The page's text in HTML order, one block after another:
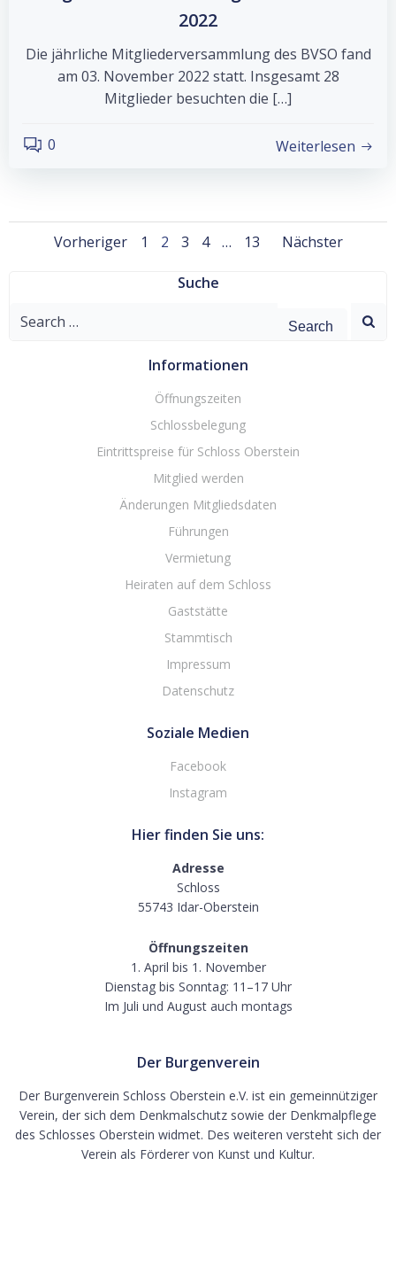
2022
Die jährliche Mitgliederversammlung des BVSO fand
am 03. November 2022 statt. Insgesamt 28
Mitglieder besuchten die […]
0 Weiterlesen
Posts
navigation
Vorheriger
Posts
navigation
Page
1 Page
2 Page
3 Page
4 … Page
13
Posts
Nächster
Suche
Search
Informationen
Öffnungszeiten
Schlossbelegung
Eintrittspreise für Schloss Oberstein
Mitglied werden
Änderungen Mitgliedsdaten
Führungen
Vermietung
Heiraten auf dem Schloss
Gaststätte
Stammtisch
Impressum
Datenschutz
Soziale Medien
Facebook
Instagram
Hier finden Sie uns:
Adresse
Schloss
55743 Idar-Oberstein
Öffnungszeiten
1. April bis 1. November
Dienstag bis Sonntag: 11–17 Uhr
Im Juli und August auch montags
Der Burgenverein
Der Burgenverein Schloss Oberstein e.V. ist ein gemeinnütziger
Verein, der sich dem Denkmalschutz sowie der Denkmalpflege
des Schlosses Oberstein widmet. Des weiteren versteht sich der
Verein als Förderer von Kunst und Kultur.